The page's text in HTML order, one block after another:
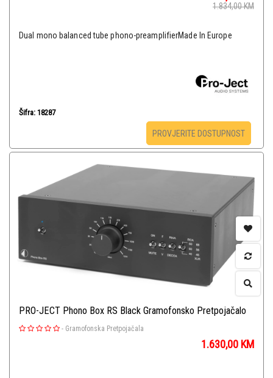
1.834,00KM
Dual mono balanced tube phono-preamplifierMade In Europe
Šifra: 18287
PROVJERITE DOSTUPNOST
PRO-JECT Phono Box RS Black Gramofonsko Pretpojačalo
- Gramofonska Pretpojačala
1.630,00 KM